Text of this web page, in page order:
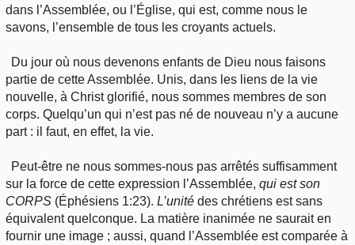
dans l’Assemblée, ou l’Église, qui est, comme nous le
savons, l’ensemble de tous les croyants actuels.
Du jour où nous devenons enfants de Dieu nous faisons
partie de cette Assemblée. Unis, dans les liens de la vie
nouvelle, à Christ glorifié, nous sommes membres de son
corps. Quelqu’un qui n’est pas né de nouveau n’y a aucune
part : il faut, en effet, la vie.
Peut-être ne nous sommes-nous pas arrêtés suffisamment
sur la force de cette expression l’Assemblée, qui est son
CORPS (Éphésiens 1:23). L’unité des chrétiens est sans
équivalent quelconque. La matière inanimée ne saurait en
fournir une image ; aussi, quand l’Assemblée est comparée à